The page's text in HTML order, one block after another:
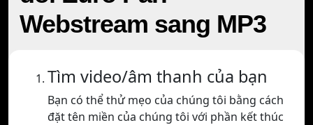
Webstream sang MP3
Tìm video/âm thanh của bạn
Bạn có thể thử mẹo của chúng tôi bằng cách
đặt tên miền của chúng tôi với phần kết thúc